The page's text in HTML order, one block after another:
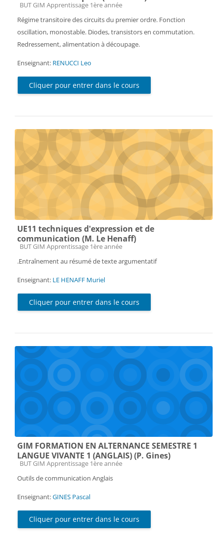
Catégorie de cours
BUT GIM Apprentissage 1ère année
Régime transitoire des circuits du premier ordre. Fonction
oscillation, monostable. Diodes, transistors en commutation.
Redressement, alimentation à découpage.
Enseignant: RENUCCI Leo
Cliquer pour entrer dans le cours
UE11 techniques d'expression et de
communication (M. Le Henaff)
Catégorie de cours
BUT GIM Apprentissage 1ère année
.Entraînement au résumé de texte argumentatif
Enseignant: LE HENAFF Muriel
Cliquer pour entrer dans le cours
GIM FORMATION EN ALTERNANCE SEMESTRE 1
LANGUE VIVANTE 1 (ANGLAIS) (P. Gines)
Catégorie de cours
BUT GIM Apprentissage 1ère année
Outils de communication Anglais
Enseignant:GINES Pascal
Cliquer pour entrer dans le cours